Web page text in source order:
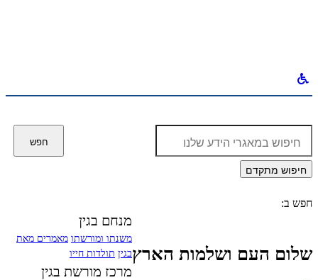
לחפש
חפש
חיפוש מתקדם
חפש ב:
שלום העם ושלמות הארץ
מנחם בגין
משנתו ומורשתו מאמרים מאת
בגין תולדות חייו
מרכז מורשת בגין